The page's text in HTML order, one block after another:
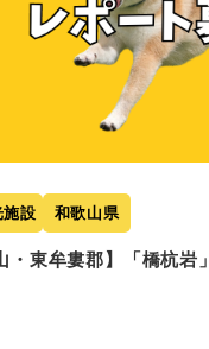
施設 和歌山県
・東牟婁郡】「橋杭岩」